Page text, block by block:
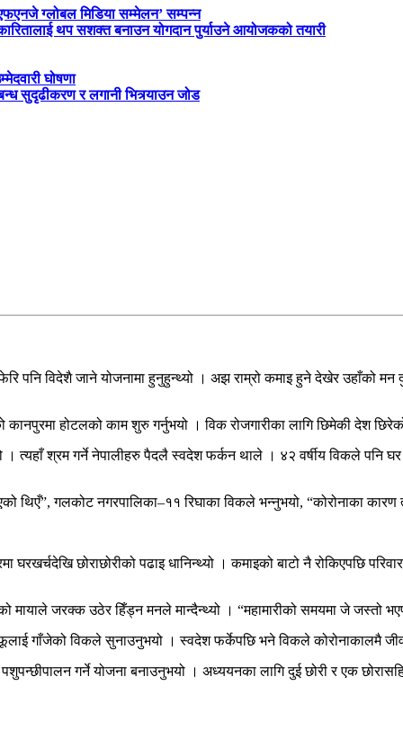
ग्लोबल मिडिया सम्मेलन’ सम्पन्न
थप सशक्त बनाउन योगदान पुर्याउने आयोजकको तयारी
घोषणा
सुदृढीकरण र लगानी भित्र्याउन जोड
पनि विदेशै जाने योजनामा हुनुहुन्थ्यो । अझ राम्रो कमाइ हुने देखेर उहाँको
होटलको काम शुरु गर्नुभयो । विक रोजगारीका लागि छिमेकी देश
। त्यहाँ श्रम गर्ने नेपालीहरु पैदलै स्वदेश फर्कन थाले । ४२ वर्षीय विकले
थिएँ”, गलकोट नगरपालिका–११ रिघाका विकले भन्नुभयो, “कोरोनाका कारण
छोराछोरीको पढाइ धानिन्थ्यो । कमाइको बाटो नै रोकिएपछि
मायाले जरक्क उठेर हिँड्न मनले मान्दैन्थ्यो । “महामारीको समयमा जे जस्तो
गाँजेको विकले सुनाउनुभयो । स्वदेश फर्केपछि भने विकले कोरोनाकालमै
पशुपन्छीपालन गर्ने योजना बनाउनुभयो । अध्ययनका लागि दुई छोरी र एक